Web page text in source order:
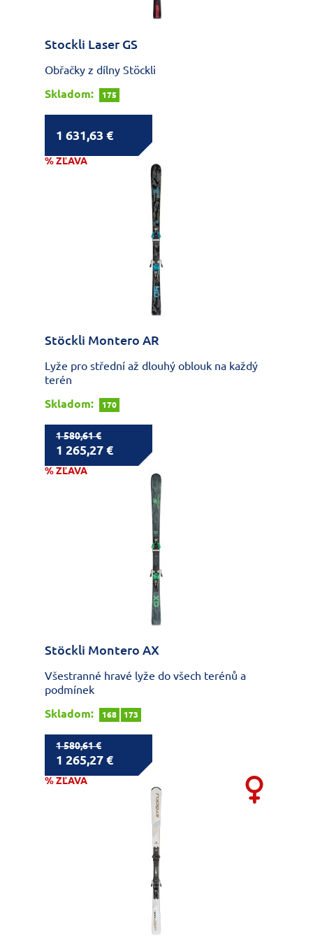
Stockli Laser GS
Obřačky z dílny Stöckli
Skladom:
175
1 631,63 €
% ZĽAVA
Stöckli Montero AR
Lyže pro střední až dlouhý oblouk na každý
terén
Skladom:
170
1 580,61 €
1 265,27 €
% ZĽAVA
Stöckli Montero AX
Všestranné hravé lyže do všech terénů a
podmínek
Skladom:
168 173
1 580,61 €
1 265,27 €
% ZĽAVA